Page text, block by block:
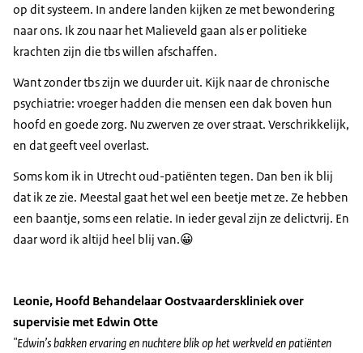
op dit systeem. In andere landen kijken ze met bewondering
naar ons. Ik zou naar het Malieveld gaan als er politieke
krachten zijn die tbs willen afschaffen.
Want zonder tbs zijn we duurder uit. Kijk naar de chronische
psychiatrie: vroeger hadden die mensen een dak boven hun
hoofd en goede zorg. Nu zwerven ze over straat. Verschrikkelijk,
en dat geeft veel overlast.
Soms kom ik in Utrecht oud-patiënten tegen. Dan ben ik blij
dat ik ze zie. Meestal gaat het wel een beetje met ze. Ze hebben
een baantje, soms een relatie. In ieder geval zijn ze delictvrij. En
daar word ik altijd heel blij van.😀
Leonie, Hoofd Behandelaar Oostvaarderskliniek over
supervisie met Edwin Otte
"Edwin’s bakken ervaring en nuchtere blik op het werkveld en patiënten